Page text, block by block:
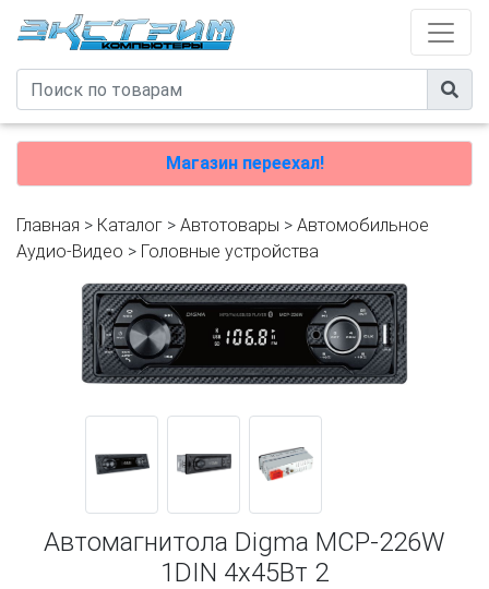
Магазин переехал!
Главная > Каталог > Автотовары > Автомобильное
Аудио-Видео > Головные устройства
Автомагнитола Digma MCP-226W
1DIN 4x45Вт 2